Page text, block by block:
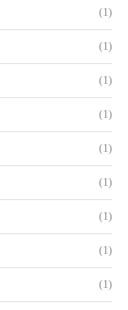
(1)
(1)
(1)
(1)
(1)
(1)
(1)
(1)
(1)